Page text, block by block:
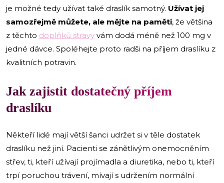
je možné tedy užívat také draslík samotný. Užívat jej
samozřejmě můžete, ale mějte na paměti, že většina
z těchto doplňků stravy vám dodá méně než 100 mg v
jedné dávce. Spoléhejte proto radši na příjem draslíku z
kvalitních potravin.
Jak zajistit dostatečný příjem
draslíku
Někteří lidé mají větší šanci udržet si v těle dostatek
draslíku než jiní. Pacienti se zánětlivým onemocněním
střev, ti, kteří užívají projímadla a diuretika, nebo ti, kteří
trpí poruchou trávení, mívají s udržením normální